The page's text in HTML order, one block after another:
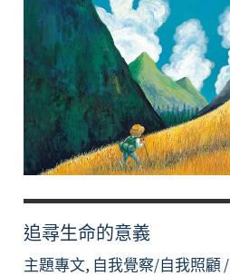
追尋生命的意義
主題專文, 自我覺察/自我照顧/